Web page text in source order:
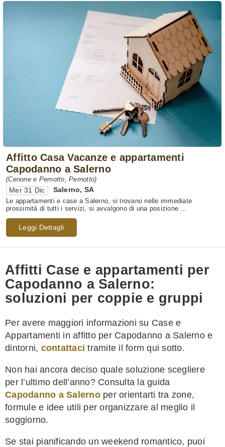
Affitto Casa Vacanze e appartamenti
Capodanno a Salerno
(Cenone e Pernotto, Pernotto)
Mer 31 Dic Salerno, SA
Le appartamenti e case a Salerno, si trovano nelle immediate
prossimità di tutti i servizi, si avvalgono di una posizione ...
Leggi Dettagli
Affitti Case e appartamenti per
Capodanno a Salerno:
soluzioni per coppie e gruppi
Per avere maggiori informazioni su Case e
Appartamenti in affitto per Capodanno a Salerno e
dintorni, contattaci tramite il form qui sotto.
Non hai ancora deciso quale soluzione scegliere
per l’ultimo dell’anno? Consulta la guida
Capodanno a Salernoper orientarti tra zone,
formule e idee utili per organizzare al meglio il
soggiorno.
Se stai pianificando un weekend romantico, puoi